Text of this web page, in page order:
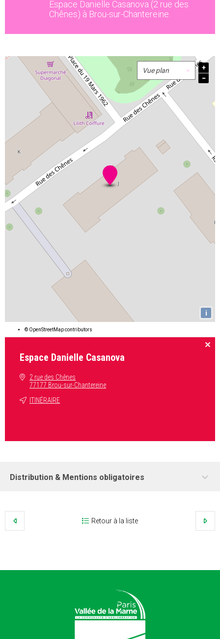
Espace Danielle Casanova (2 rue des
Chênes) à Brou-sur-Chantereine
i
+
−
© OpenStreetMapcontributors
Espace Danielle Casanova
2 rue des Chênes
77177 Brou-sur-Chantereine
ITINÉRAIRE
Distribution & Mentions obligatoires
Retour à la liste